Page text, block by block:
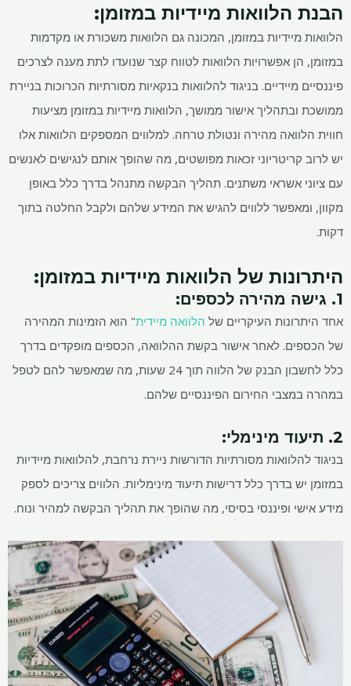
הבנת הלוואות מיידיות במזומן:
הלוואות מיידיות במזומן, המכונה גם הלוואות משכורת או מקדמות
במזומן, הן אפשרויות הלוואות לטווח קצר שנועדו לתת מענה לצרכים
פיננסיים מיידיים. בניגוד להלוואות בנקאיות מסורתיות הכרוכות בניירת
ממושכת ובתהליך אישור ממושך, הלוואות מיידיות במזומן מציעות
חווית הלוואה מהירה ונטולת טרחה. למלווים המספקים הלוואות אלו
יש לרוב קריטריוני זכאות מפושטים, מה שהופך אותם לנגישים לאנשים
עם ציוני אשראי משתנים. תהליך הבקשה מתנהל בדרך כלל באופן
מקוון, ומאפשר ללווים להגיש את המידע שלהם ולקבל החלטה בתוך
דקות.
היתרונות של הלוואות מיידיות במזומן:
1. גישה מהירה לכספים:
אחד היתרונות העיקריים של הלוואה מיידית" הוא הזמינות המהירה
של הכספים. לאחר אישור בקשת ההלוואה, הכספים מופקדים בדרך
כלל לחשבון הבנק של הלווה תוך 24 שעות, מה שמאפשר להם לטפל
במהרה במצבי החירום הפיננסיים שלהם.
2. תיעוד מינימלי:
בניגוד להלוואות מסורתיות הדורשות ניירת נרחבת, להלוואות מיידיות
במזומן יש בדרך כלל דרישות תיעוד מינימליות. הלווים צריכים לספק
מידע אישי ופיננסי בסיסי, מה שהופך את תהליך הבקשה למהיר ונוח.